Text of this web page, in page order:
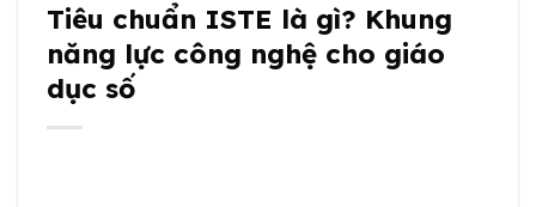
Tiêu chuẩn ISTE là gì? Khung
năng lực công nghệ cho giáo
dục số